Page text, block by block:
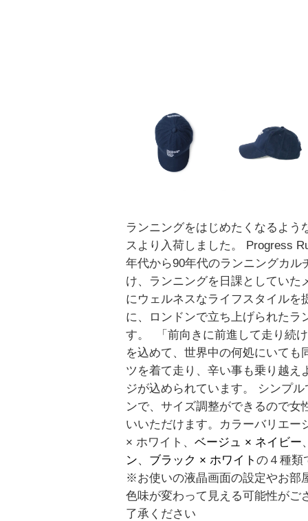
ランニングをはじめたくなるよう
スより入荷しました。 Progress
年代から90年代のランニングカル
け、ランニングを日課としていた
にウェルネスなライフスタイルを
に、ロンドンで立ち上げられたラ
す。 「前向きに前進して走り続
を込めて、世界中の何処にいても
ツを着て走り、辛い事も乗り越え
ジが込められています。 シンプ
ンで、サイズ調整ができるので女
いいただけます。カラーバリエー
× ホワイト、 ベージュ × ネイビー
ン、 ブラック × ホワイト の４種類
※お使いの液晶画面の設定やお部
色味が変わって見える可能性がご
了承ください